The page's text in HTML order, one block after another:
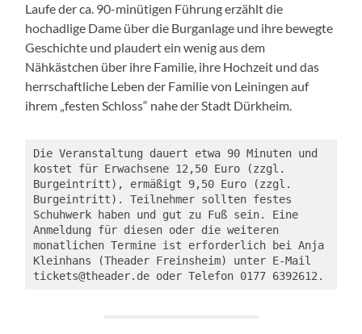
Laufe der ca. 90-minütigen Führung erzählt die
hochadlige Dame über die Burganlage und ihre bewegte
Geschichte und plaudert ein wenig aus dem
Nähkästchen über ihre Familie, ihre Hochzeit und das
herrschaftliche Leben der Familie von Leiningen auf
ihrem „festen Schloss“ nahe der Stadt Dürkheim.
Die Veranstaltung dauert etwa 90 Minuten und
kostet für Erwachsene 12,50 Euro (zzgl.
Burgeintritt), ermäßigt 9,50 Euro (zzgl.
Burgeintritt). Teilnehmer sollten festes
Schuhwerk haben und gut zu Fuß sein. Eine
Anmeldung für diesen oder die weiteren
monatlichen Termine ist erforderlich bei Anja
Kleinhans (Theader Freinsheim) unter E-Mail